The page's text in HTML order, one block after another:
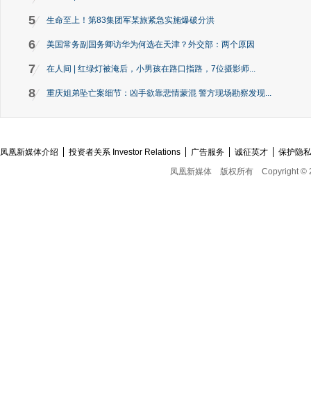
5 生命至上！第83集团军某旅紧急实施爆破分洪
6 美国常务副国务卿访华为何选在天津？外交部：两个原因
7 在人间 | 红绿灯被淹后，小男孩在路口指路，7位摄影师...
8 重庆姐弟坠亡案细节：凶手欲靠悲情蒙混 警方现场勘察发现...
凤凰新媒体介绍 投资者关系 Investor Relations 广告服务 诚征英才
保护隐
凤凰新媒体
版权所有 Copyright ©